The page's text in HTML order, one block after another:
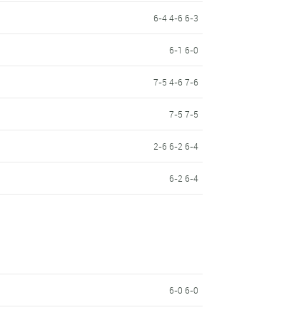
6-4 4-6 6-3
6-1 6-0
7-5 4-6 7-6
7-5 7-5
2-6 6-2 6-4
6-2 6-4
6-0 6-0